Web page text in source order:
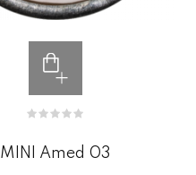
MINI Amed 03